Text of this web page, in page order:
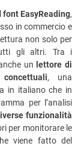
font EasyReading,
in commercio e
non solo per
gli altri. Tra i
un lettore di
, una
in italiano che in
per l’analisi
funzionalità
per monitorare le
viene fatto del